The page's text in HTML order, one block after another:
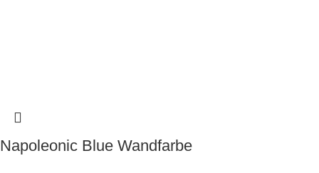
Napoleonic Blue Wandfarbe